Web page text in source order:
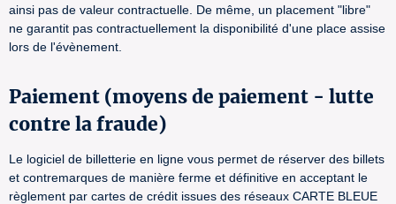
ainsi pas de valeur contractuelle. De même, un placement "libre"
ne garantit pas contractuellement la disponibilité d'une place assise
lors de l'évènement.
Paiement (moyens de paiement - lutte
contre la fraude)
Le logiciel de billetterie en ligne vous permet de réserver des billets
et contremarques de manière ferme et définitive en acceptant le
règlement par cartes de crédit issues des réseaux CARTE BLEUE